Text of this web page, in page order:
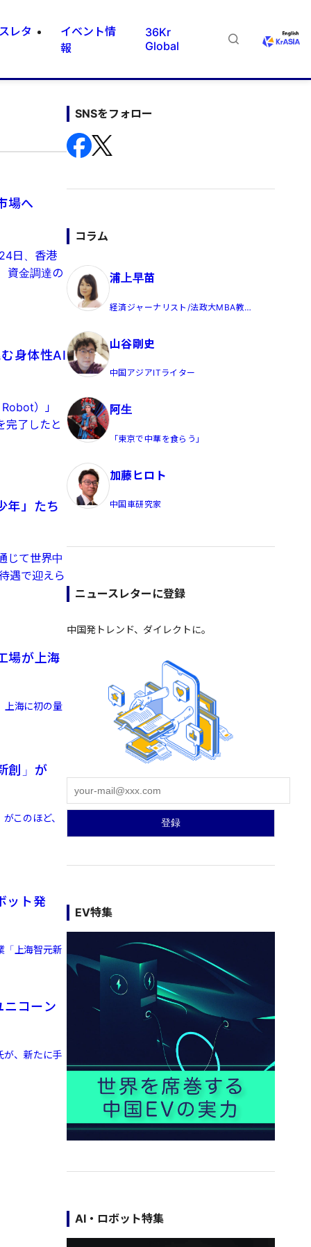
レタ
イベント情
報
36Kr
Global
場へ
日、香港
資金調達の
身体性AI
）」
完了したと
年」たち
じて世界中
遇で迎えら
場が上海
上海に初の量
創」が
このほど、
ット発
「上海智元新
ニコーン
が、新たに手
SNSをフォロー
コラム
浦上早苗
経済ジャーナリスト/法政大MBA教
山谷剛史
中国アジアITライター
阿生
「東京で中華を食らう」
加藤ヒロト
中国車研究家
ニュースレターに登録
中国発トレンド、ダイレクトに。
EV特集
AI・ロボット特集